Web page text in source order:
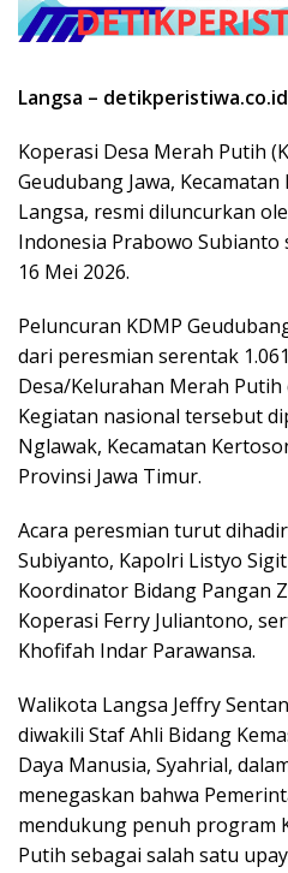
Langsa – detikperistiwa.co.id
Koperasi Desa Merah Putih
Geudubang Jawa,
Langsa, resmi diluncurkan
Indonesia Prabowo Subianto
16 Mei 2026.
Peluncuran KDMP
dari peresmian serentak
Desa/Kelurahan Merah
Kegiatan nasional tersebut
Nglawak, Kecamatan
Provinsi Jawa Timur.
Acara peresmian turut
Subiyanto, Kapolri Listyo
Koordinator Bidang Pangan
Koperasi Ferry Juliantono,
Khofifah Indar Parawansa.
Walikota Langsa Jeffry
diwakili Staf Ahli Bidang
Daya Manusia, Syahrial,
menegaskan bahwa
mendukung penuh program
Putih sebagai salah satu